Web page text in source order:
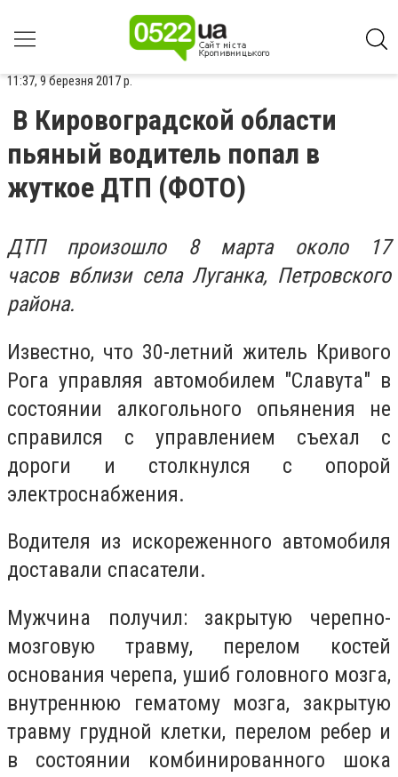
11:37, 9 березня 2017 р.
В Кировоградской области
пьяный водитель попал в
жуткое ДТП (ФОТО)
ДТП произошло 8 марта около 17
часов вблизи села Луганка, Петровского
района.
Известно, что 30-летний житель Кривого
Рога управляя автомобилем "Славута" в
состоянии алкогольного опьянения не
справился с управлением съехал с
дороги и столкнулся с опорой
электроснабжения.
Водителя из искореженного автомобиля
доставали спасатели.
Мужчина получил: закрытую черепно-
мозговую травму, перелом костей
основания черепа, ушиб головного мозга,
внутреннюю гематому мозга, закрытую
травму грудной клетки, перелом ребер и
в состоянии комбинированного шока